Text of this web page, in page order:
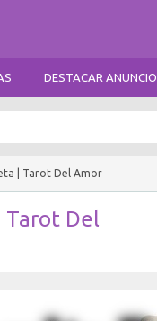
DESTACAR ANUNCIO
| Tarot Del Amor
Tarot Del